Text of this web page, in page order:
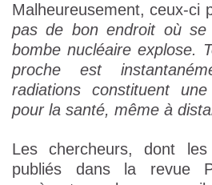
Malheureusement, ceux-ci
pas de bon endroit où se
bombe nucléaire explose.
proche est
radiations constituent
pour la santé, même à
Les chercheurs, dont
publiés dans la revue